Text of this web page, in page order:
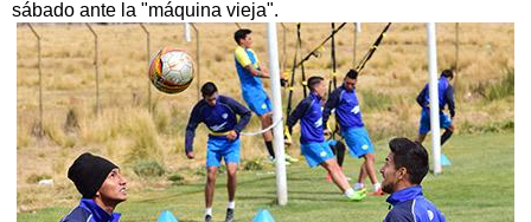
sábado ante la "máquina vieja".